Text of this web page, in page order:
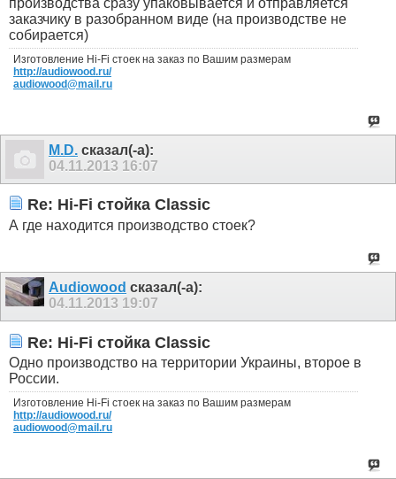
заказчику в разобранном виде (на производстве не
собирается)
Изготовление Hi-Fi стоек на заказ по Вашим размерам
http://audiowood.ru/
audiowood@mail.ru
M.D. сказал(-а):
04.11.2013 16:07
Re: Hi-Fi стойка Classic
А где находится производство стоек?
Audiowood сказал(-а):
04.11.2013 19:07
Re: Hi-Fi стойка Classic
Одно производство на территории Украины, второе в
России.
Изготовление Hi-Fi стоек на заказ по Вашим размерам
http://audiowood.ru/
audiowood@mail.ru